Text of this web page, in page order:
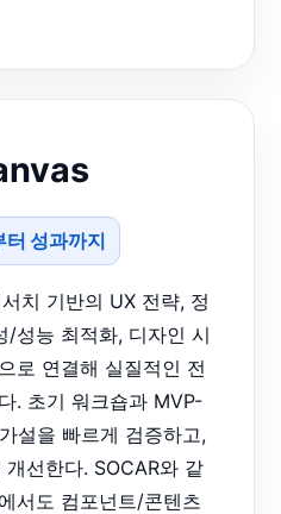
성과까지
치 기반의 UX 전략, 정
/성능 최적화, 디자인 시
로 연결해 실질적인 전
. 초기 워크숍과 MVP-
설을 빠르게 검증하고,
선한다. SOCAR와 같
서도 컴포넌트/콘텐츠